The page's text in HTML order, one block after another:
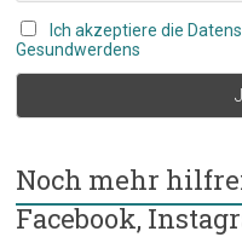
Ich akzeptiere die
Gesundwerdens
Noch mehr
Facebook,